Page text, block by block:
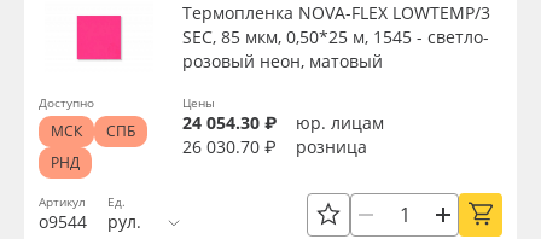
Артикул
о9544
Термопленка NOVA-FLEX LOWTEMP/3
SEC, 85 мкм, 0,50*25 м, 1545 - светло-
розовый неон, матовый
Ед.
рул.
Цены
24 054.30 ₽
юр. лицам
26 030.70 ₽
розница
Доступно
МСК
СПБ
РНД